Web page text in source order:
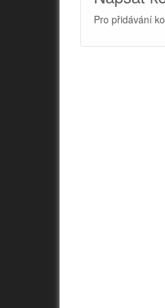
Pro přidávání